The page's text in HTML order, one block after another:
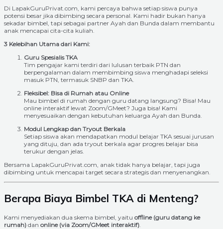
Di LapakGuruPrivat.com, kami percaya bahwa setiap siswa punya
potensi besar jika dibimbing secara personal. Kami hadir bukan hanya
sekadar bimbel, tapi sebagai partner Ayah dan Bunda dalam membantu
anak mencapai cita-cita kuliah.
3 Kelebihan Utama dari Kami:
Guru Spesialis TKA
Tim pengajar kami terdiri dari lulusan terbaik PTN dan
berpengalaman dalam membimbing siswa menghadapi seleksi
masuk PTN, termasuk SNBP dan TKA.
Fleksibel: Bisa di Rumah atau Online
Mau bimbel di rumah dengan guru datang langsung? Bisa! Mau
online interaktif lewat Zoom/GMeet? Juga bisa! Kami
menyesuaikan dengan kebutuhan keluarga Ayah dan Bunda.
Modul Lengkap dan Tryout Berkala
Setiap siswa akan mendapatkan modul belajar TKA sesuai jurusan
yang dituju, dan ada tryout berkala agar progres belajar bisa
terukur dengan jelas.
Bersama LapakGuruPrivat.com, anak tidak hanya belajar, tapi juga
dibimbing untuk mencapai target secara strategis dan menyenangkan.
Berapa Biaya Bimbel TKA di Menteng?
Kami menyediakan dua skema bimbel, yaitu offline (guru datang ke
rumah) dan online (via Zoom/GMeet interaktif).